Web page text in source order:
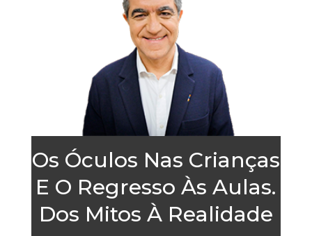
Os Óculos Nas Crianças
E O Regresso Às Aulas.
Dos Mitos À Realidade